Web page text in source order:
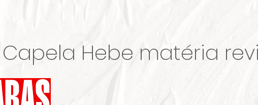
Capela Hebe matéria